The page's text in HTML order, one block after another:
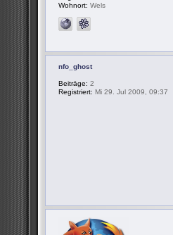
Wohnort: Wels
nfo_ghost
Beiträge: 2
Registriert: Mi 29. Jul 2009, 09:37